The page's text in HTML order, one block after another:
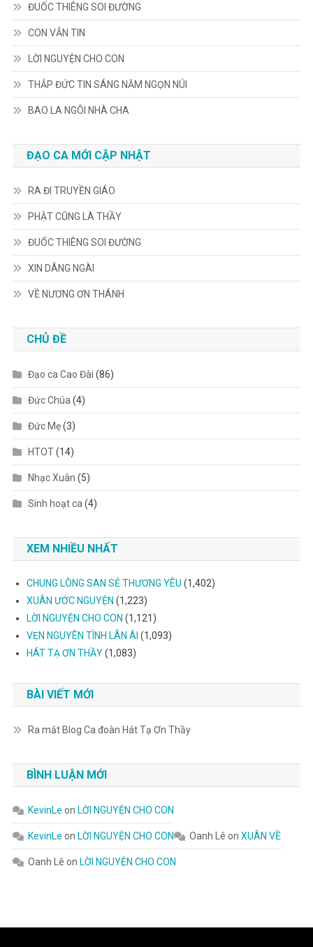
ĐUỐC THIÊNG SOI ĐƯỜNG
CON VẪN TIN
LỜI NGUYỆN CHO CON
THẮP ĐỨC TIN SÁNG NĂM NGỌN NÚI
BAO LA NGÔI NHÀ CHA
ĐẠO CA MỚI CẬP NHẬT
RA ĐI TRUYỀN GIÁO
PHẬT CŨNG LÀ THẦY
ĐUỐC THIÊNG SOI ĐƯỜNG
XIN DÂNG NGÀI
VỀ NƯƠNG ƠN THÁNH
CHỦ ĐỀ
Đạo ca Cao Đài (86)
Đức Chúa (4)
Đức Mẹ(3)
HTOT(14)
Nhạc Xuân (5)
Sinh hoạt ca (4)
XEM NHIỀU NHẤT
CHUNG LÒNG SAN SẺ THƯƠNG YÊU (1,402)
XUÂN ƯỚC NGUYỆN (1,223)
LỜI NGUYỆN CHO CON (1,121)
VẸN NGUYÊN TÌNH LÂN ÁI (1,093)
HÁT TẠ ƠN THẦY(1,083)
BÀI VIẾT MỚI
Ra mắt Blog Ca đoàn Hát Tạ Ơn Thầy
BÌNH LUẬN MỚI
KevinLe on LỜI NGUYỆN CHO CON
KevinLe on LỜI NGUYỆN CHO CON Oanh Lê on XUÂN VỀ
Oanh Lê on LỜI NGUYỆN CHO CON